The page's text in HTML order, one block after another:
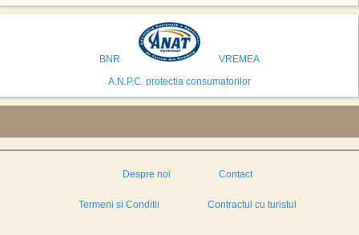
avea cele mai mari sanse de a castiga licitatia. Totusi, Spania, care se
preconizeaza ca va deveni a doua cea mai vizitata tara din lume in 2025,
isi bazeaza oferta pe infrastructura turistica solida si capacitatea hoteliera."
BNR
VREMEA
A.N.P.C. protectia consumatorilor
Despre noi Contact
Termeni si Conditii Contractul cu turistul